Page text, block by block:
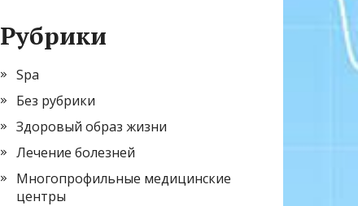
Рубрики
Spa
Без рубрики
Здоровый образ жизни
Лечение болезней
Многопрофильные медицинские
центры